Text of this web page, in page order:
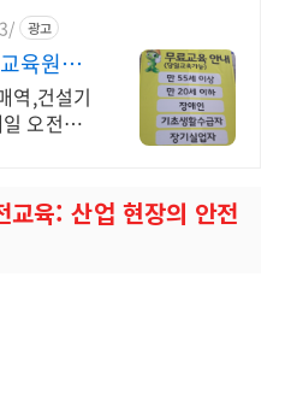
광고
육원
역,건설기
오전오
교육: 산업 현장의 안전